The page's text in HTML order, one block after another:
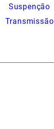
Suspenção
Transmissão